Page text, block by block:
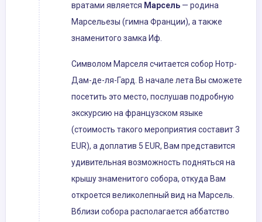
вратами является Марсель — родина
Марсельезы (гимна Франции), а также
знаменитого замка Иф.
Символом Марселя считается собор Нотр-
Дам-де-ля-Гард. В начале лета Вы сможете
посетить это место, послушав подробную
экскурсию на французском языке
(стоимость такого мероприятия составит 3
EUR), а доплатив 5 EUR, Вам представится
удивительная возможность подняться на
крышу знаменитого собора, откуда Вам
откроется великолепный вид на Марсель.
Вблизи собора располагается аббатство